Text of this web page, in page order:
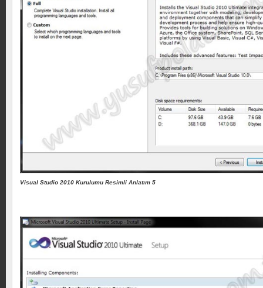
Visual Studio 2010 Kurulumu Resimli Anlatım 5